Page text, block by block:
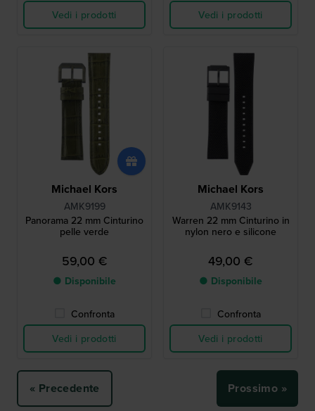
Vedi i prodotti
Vedi i prodotti
Michael Kors
AMK9199
Panorama 22 mm Cinturino
pelle verde
59,00 €
● Disponibile
Confronta
Vedi i prodotti
Michael Kors
AMK9143
Warren 22 mm Cinturino in
nylon nero e silicone
49,00 €
● Disponibile
Confronta
Vedi i prodotti
« Precedente Prossimo »